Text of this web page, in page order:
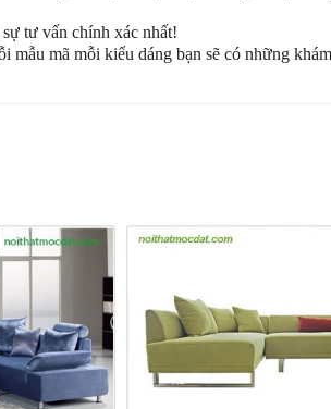
tư vấn chính xác nhất!
mã mỗi kiểu dáng bạn sẽ có những